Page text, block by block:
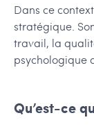
Dans ce
stratégique.
travail, la
psychologique
Qu’est-ce